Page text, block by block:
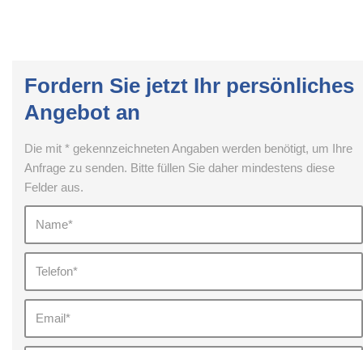
Fordern Sie jetzt Ihr persönliches
Angebot an
Die mit * gekennzeichneten Angaben werden benötigt, um Ihre
Anfrage zu senden. Bitte füllen Sie daher mindestens diese
Felder aus.